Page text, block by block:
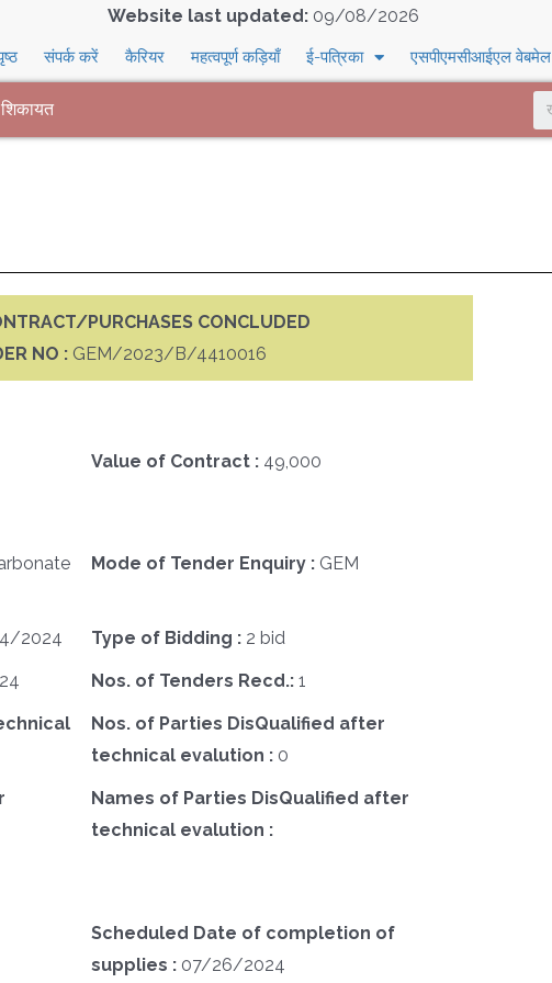
Website last updated: 09/08/2026
संपर्क करें कैरियर महत्वपूर्ण कड़ियाँ ई-पत्रिका एसपीएमसीआईएल वेबमेल
शिकायत
PURCHASES CONCLUDED
NO : GEM/2023/B/4410016
Value of Contract : 49,000
Mode of Tender Enquiry : GEM
2024 Type of Bidding : 2 bid
Nos. of Tenders Recd.: 1
Nos. of Parties DisQualified after
technical evalution : 0
Names of Parties DisQualified after
technical evalution :
Scheduled Date of completion of
supplies : 07/26/2024